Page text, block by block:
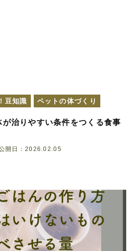
豆知識 ペットの体づくり
治りやすい条件をつくる食事
開日：2026.02.05